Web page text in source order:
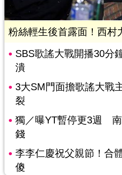
粉絲輕生後首露面！西村
SBS歌謠大戰開播30分
潰
3大SM門面擔歌謠大戰
裂
獨／曝YT暫停更3週
錢
李李仁慶祝父親節！合
傻